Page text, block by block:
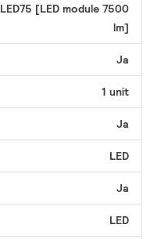
LED75 [LED module 7500
lm]
Ja
1 unit
Ja
LED
Ja
LED